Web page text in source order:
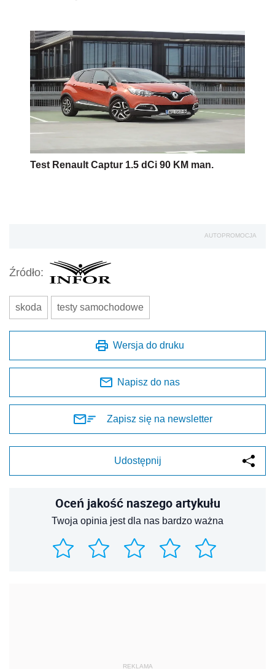
Test Renault Captur 1.5 dCi 90 KM man.
AUTOPROMOCJA
Źródło:
skoda testy samochodowe
Wersja do druku
Napisz do nas
Zapisz się na newsletter
Udostępnij
Oceń jakość naszego artykułu
Twoja opinia jest dla nas bardzo ważna
REKLAMA